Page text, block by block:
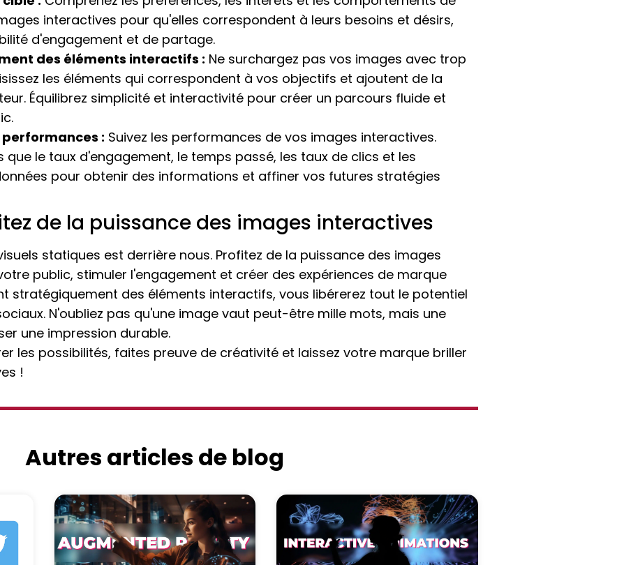
interactives pour qu'elles correspondent à leurs besoins et désirs,
d'engagement et de partage.
des éléments interactifs : Ne surchargez pas vos images avec trop
les éléments qui correspondent à vos objectifs et ajoutent de la
Équilibrez simplicité et interactivité pour créer un parcours fluide et
: Suivez les performances de vos images interactives.
que le taux d'engagement, le temps passé, les taux de clics et les
pour obtenir des informations et affiner vos futures stratégies
de la puissance des images interactives
statiques est derrière nous. Profitez de la puissance des images
public, stimuler l'engagement et créer des expériences de marque
stratégiquement des éléments interactifs, vous libérerez tout le potentiel
N'oubliez pas qu'une image vaut peut-être mille mots, mais une
une impression durable.
les possibilités, faites preuve de créativité et laissez votre marque briller
!
Autres articles de blog